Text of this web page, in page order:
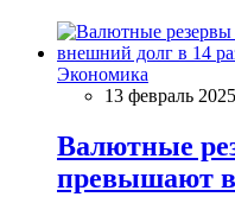
Экономика
13 февраль
Валютные
превышают